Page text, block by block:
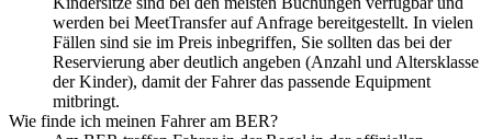
werden bei MeetTransfer auf Anfrage bereitgestellt. In vielen
Fällen sind sie im Preis inbegriffen, Sie sollten das bei der
Reservierung aber deutlich angeben (Anzahl und Altersklasse
der Kinder), damit der Fahrer das passende Equipment
mitbringt.
Wie finde ich meinen Fahrer am BER?